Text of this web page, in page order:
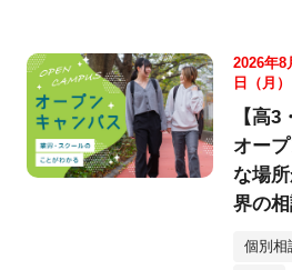
2026年8
日（月）
【高
オー
な場
界の
個別相